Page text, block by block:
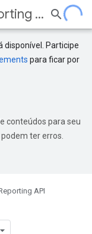
Search Ads 360 Reporting API
disponível. Participe
para ficar por
conteúdos para seu
ter erros.
API